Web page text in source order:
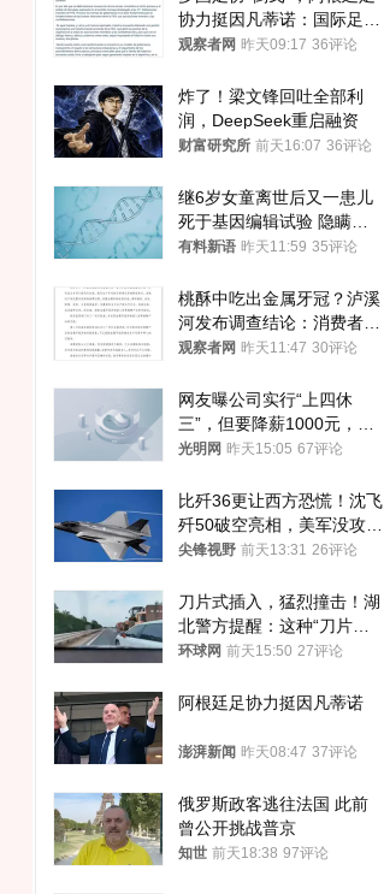
协力挺因凡蒂诺：国际足联
今后应继续在其领导下前行
观察者网 昨天09:17 36评论
炸了！梁文锋回吐全部利
润，DeepSeek重启融资
财富研究所 前天16:07 36评论
继6岁女童离世后又一患儿
死于基因编辑试验 隐瞒一
年才对外披露
有料新语 昨天11:59 35评论
桃酥中吃出金属牙冠？泸溪
河发布调查结论：消费者已
澄清，所发视频情况不属实
观察者网 昨天11:47 30评论
网友曝公司实行“上四休
三”，但要降薪1000元，不
接受只能辞职
光明网 昨天15:05 67评论
比歼36更让西方恐慌！沈飞
歼50破空亮相，美军没攻克
的技术被拿下
尖锋视野 前天13:31 26评论
刀片式插入，猛烈撞击！湖
北警方提醒：这种“刀片超
车”，太危险了
环球网 前天15:50 27评论
阿根廷足协力挺因凡蒂诺
澎湃新闻 昨天08:47 37评论
俄罗斯政客逃往法国 此前
曾公开挑战普京
知世 前天18:38 97评论